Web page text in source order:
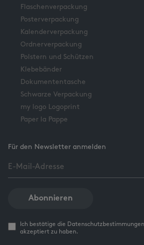
Flaschenverpackung
Posterverpackung
Kalenderverpackung
Ordnerverpackung
Polstern und Schützen
Klebebänder
Dokumententasche
Schwarze Verpackung
my logo Logoprint
Paper la Pappe
Für den Newsletter anmelden
Abonnieren
Ich bestätige die
akzeptiert zu haben.